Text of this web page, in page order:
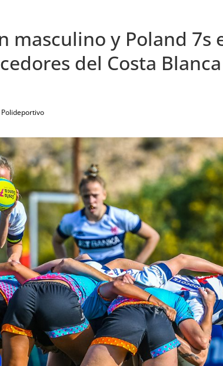
masculino y Poland 7s
del Costa
Polideportivo